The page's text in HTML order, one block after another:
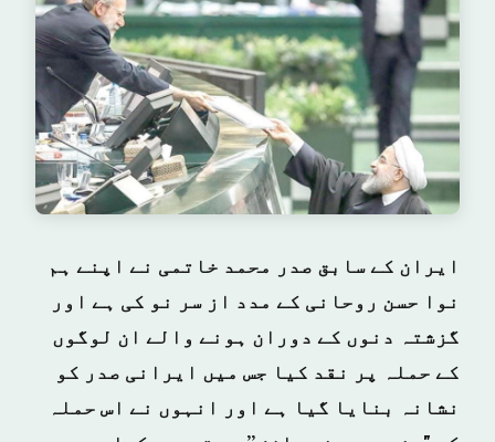
ایران کے سابق صدر محمد خاتمی نے اپنے ہم
نوا حسن روحانی کے مدد از سر نو کی ہے اور
گزشتہ دنوں کے دوران ہونے والے ان لوگوں
کے حملہ پر نقد کیا جس میں ایرانی صدر کو
نشانہ بنایا گیا ہے اور انہوں نے اس حملہ